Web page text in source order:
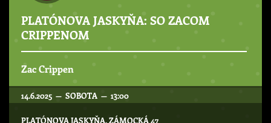
PLATÓNOVA JASKYŇA: SO ZACOM
CRIPPENOM
Zac Crippen
14.6.2025 — SOBOTA — 13:00
PLATÓNOVA JASKYŇA, ZÁMOCKÁ 47